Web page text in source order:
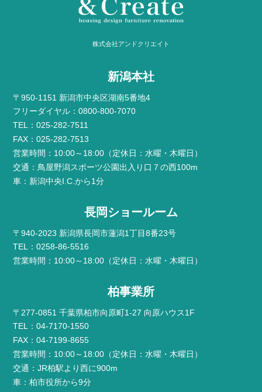
株式会社アンドクリエイト
新潟本社
〒950-1151 新潟市中央区湖南5番地4
フリーダイヤル：0800-800-7070
TEL：025-282-7511
FAX：025-282-7513
営業時間：10:00～18:00（定休日：水曜・木曜日）
交通：鳥屋野潟スポーツ公園出入り口７の西100m
車：新潟中央I.C.から1分
長岡ショールーム
〒940-2023 新潟県長岡市蓮潟1丁目8番23号
TEL：0258-86-5516
営業時間：10:00～18:00（定休日：水曜・木曜日）
柏事業所
〒277-0851 千葉県柏市向原町1-27 向原ハウス1F
TEL：04-7170-1550
FAX：04-7199-8655
営業時間：10:00～18:00（定休日：水曜・木曜日）
交通：JR柏駅より西に900m
車：柏市役所から9分